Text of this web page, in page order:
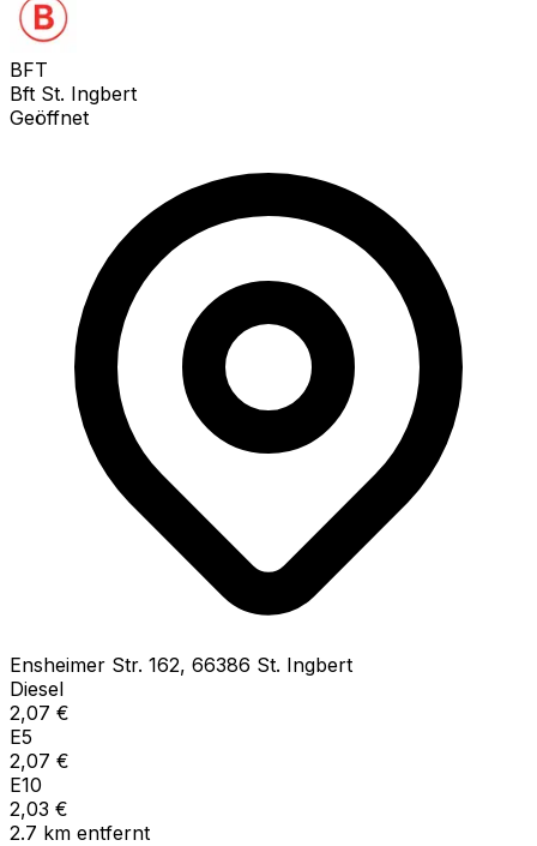
BFT
Bft St. Ingbert
Geöffnet
Ensheimer Str. 162, 66386 St. Ingbert
Diesel
2,07 €
E5
2,07 €
E10
2,03 €
2.7 km entfernt